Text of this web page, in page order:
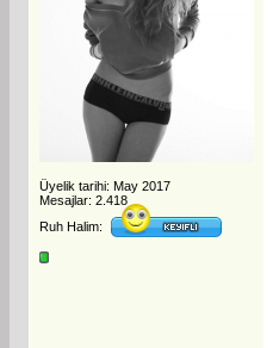
Üyelik tarihi: May 2017
Mesajlar: 2.418
Ruh Halim: